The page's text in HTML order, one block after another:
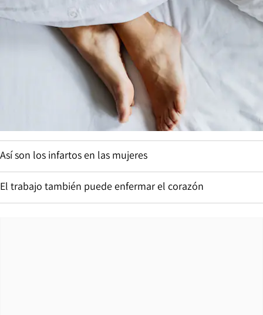
Así son los infartos en las mujeres
El trabajo también puede enfermar el corazón